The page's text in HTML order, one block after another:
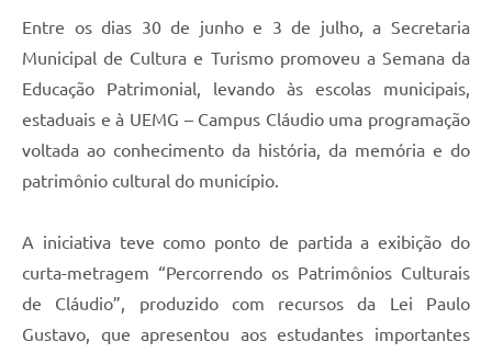
Entre os dias 30 de junho e 3 de julho, a Secretaria
Municipal de Cultura e Turismo promoveu a Semana da
Educação Patrimonial, levando às escolas municipais,
estaduais e à UEMG – Campus Cláudio uma programação
voltada ao conhecimento da história, da memória e do
patrimônio cultural do município.
A iniciativa teve como ponto de partida a exibição do
curta-metragem “Percorrendo os Patrimônios Culturais
de Cláudio”, produzido com recursos da Lei Paulo
Gustavo, que apresentou aos estudantes importantes